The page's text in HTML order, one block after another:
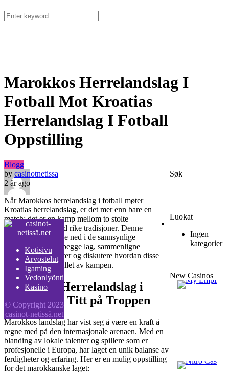
Kotisivu
Marokkos Herrelandslag I
Fotball Mot Kroatias
Herrelandslag I Fotball
Oppstilling
Blogg
by casinotnetissa
2 år ago
Når Marokkos herrelandslag i fotball møter
Kroatias herrelandslag, er det mer enn bare en
match; det er en kamp mellom to stolte
fotballnasjoner med rike tradisjoner. Denne
artikkelen vil dykke ned i de sannsynlige
oppstillingene for begge lag, sammenligne
spillernes ferdigheter og diskutere hvordan disse
kunne påvirke utfallet av kampen.
Marokkos Herrelandslag i
Fotball: En Titt på Troppen
Marokkos landslag har vist seg å være en kraft å
regne med på den internasjonale arenaen. Med en
blanding av lokale talenter og spillere som er
profesjonelle i Europa, har laget en unik balanse av
ferdigheter og erfaring. Her er en mulig oppstilling
for det marokkanske laget:
Søk
Luokat
Ingen
kategorier
New Casinos
Kotisivu
Arvostelut
Igaming
Vedonlyönti
Kasino
© Copyright 2023
casinot-netissä.net